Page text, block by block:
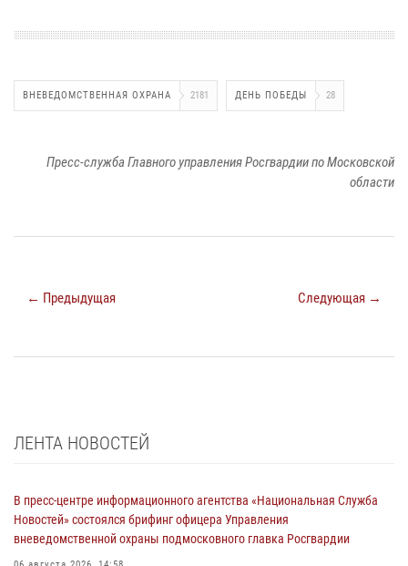
ВНЕВЕДОМСТВЕННАЯ ОХРАНА 2181 ДЕНЬ ПОБЕДЫ 28
Пресс-служба Главного управления Росгвардии по Московской
области
← Предыдущая Следующая →
ЛЕНТА НОВОСТЕЙ
В пресс-центре информационного агентства «Национальная Служба
Новостей» состоялся брифинг офицера Управления
вневедомственной охраны подмосковного главка Росгвардии